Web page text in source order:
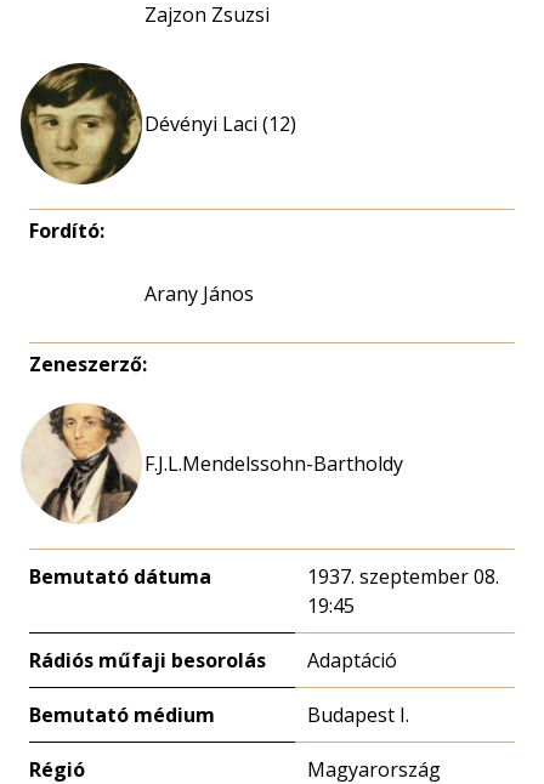
Zajzon Zsuzsi
Dévényi Laci (12)
Fordító:
Arany János
Zeneszerző:
F.J.L.Mendelssohn-Bartholdy
Bemutató dátuma
1937. szeptember 08.
19:45
Rádiós műfaji besorolás Adaptáció
Bemutató médium Budapest I.
Régió
Magyarország